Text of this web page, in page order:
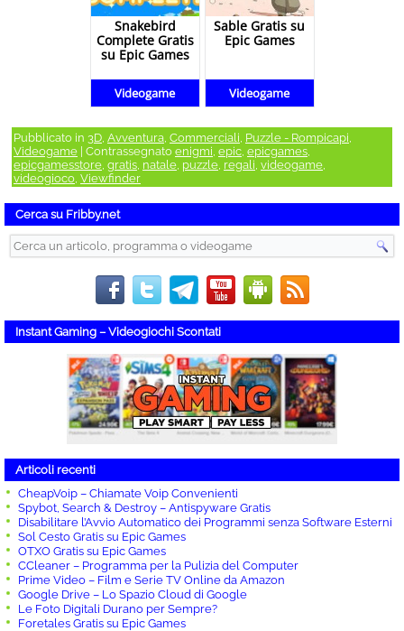
Snakebird
Complete Gratis
su Epic Games
Videogame
Sable Gratis su
Epic Games
Videogame
Pubblicato in 3D Avventura Commerciali Puzzle - Rompicapi
Videogame | Contrassegnato enigmi epic epicgames
epicgamesstore gratis natale puzzle regali videogame
videogioco Viewfinder
Cerca su Fribby.net
Instant Gaming – Videogiochi Scontati
Articoli recenti
CheapVoip – Chiamate Voip Convenienti
Spybot, Search & Destroy – Antispyware Gratis
Disabilitare l’Avvio Automatico dei Programmi senza Software Esterni
Sol Cesto Gratis su Epic Games
OTXO Gratis su Epic Games
CCleaner – Programma per la Pulizia del Computer
Prime Video – Film e Serie TV Online da Amazon
Google Drive – Lo Spazio Cloud di Google
Le Foto Digitali Durano per Sempre?
Foretales Gratis su Epic Games